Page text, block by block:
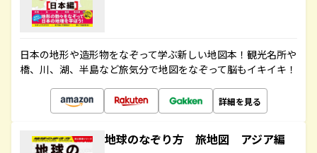
日本の地形や造形物をなぞって学ぶ新しい地図本！観光名所や
橋、川、湖、半島など旅気分で地図をなぞって脳もイキイキ！
詳細を見る
地球のなぞり方 旅地図 アジア編